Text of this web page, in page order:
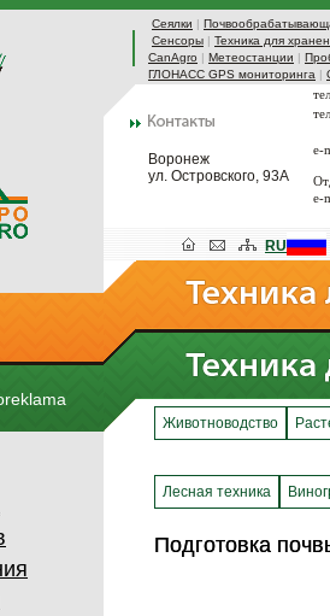
Сеялки |
Сенсоры | Техника для
CanAgro | Метеостанции |
ГЛОНАСС GPS мониторинга |
Воронеж
ул. Островского, 93А
e-
e-
RU
Животноводство
Лесная техника
Подготовка
Подготовка